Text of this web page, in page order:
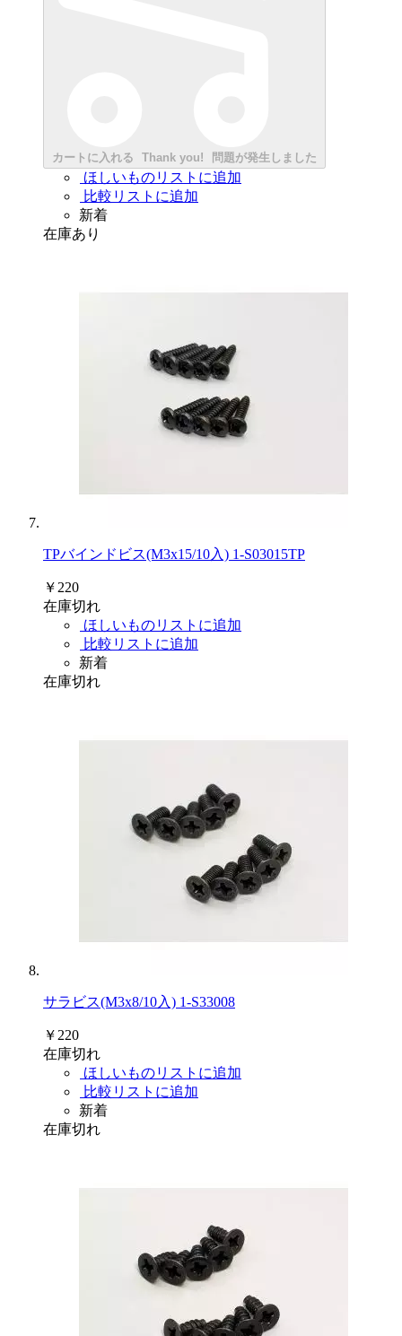
カートに入れる Thank you! 問題が発生しました
ほしいものリストに追加
比較リストに追加
新着
在庫あり
TPバインドビス(M3x15/10入) 1-S03015TP
￥220
在庫切れ
ほしいものリストに追加
比較リストに追加
新着
在庫切れ
サラビス(M3x8/10入) 1-S33008
￥220
在庫切れ
ほしいものリストに追加
比較リストに追加
新着
在庫切れ